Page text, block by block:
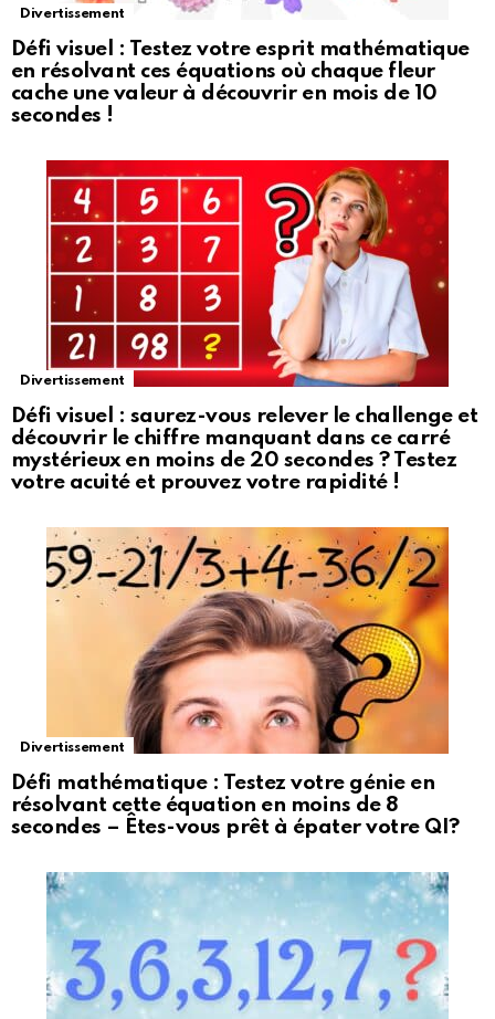
Divertissement
Défi visuel : Testez votre esprit mathématique
en résolvant ces équations où chaque fleur
cache une valeur à découvrir en mois de 10
secondes !
Divertissement
Défi visuel : saurez-vous relever le challenge et
découvrir le chiffre manquant dans ce carré
mystérieux en moins de 20 secondes ? Testez
votre acuité et prouvez votre rapidité !
Divertissement
Défi mathématique : Testez votre génie en
résolvant cette équation en moins de 8
secondes – Êtes-vous prêt à épater votre QI?